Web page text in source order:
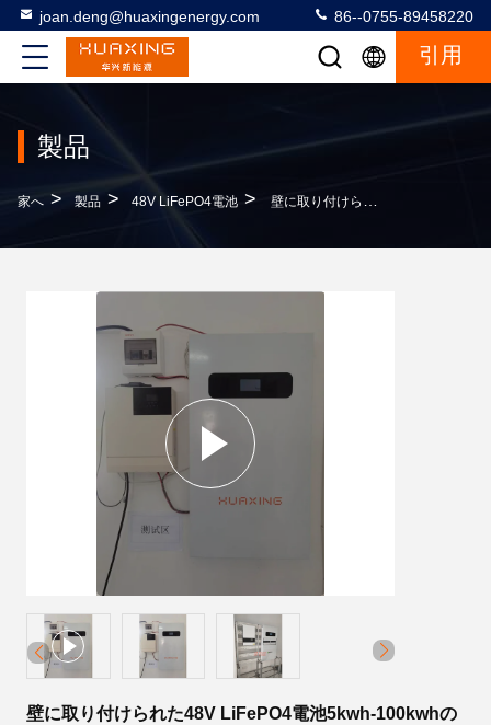
joan.deng@huaxingenergy.com 86--0755-89458220
引用
製品
家へ > 製品 > 48V LiFePO4電池 > 壁に取り付けられた48V LiFePO4電池5kwh-100kwhの家のエネルギー蓄積
壁に取り付けられた48V LiFePO4電池5kwh-100kwhの